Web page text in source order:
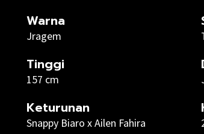
Warna
Jragem
Tinggi
157 cm
Keturunan
Snappy Biaro x Ailen Fahira